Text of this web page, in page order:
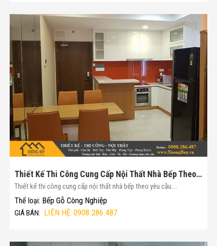
Thiết Kế Thi Công Cung Cấp Nội Thất Nhà Bếp Theo Yêu Cầu(Mã :161)
Thiết kế thi công cung cấp nội thất nhà bếp theo yêu cầu....
Thể loại: Bếp Gỗ Công Nghiệp
GIÁ BÁN: LIÊN HỆ: 0908.286.487